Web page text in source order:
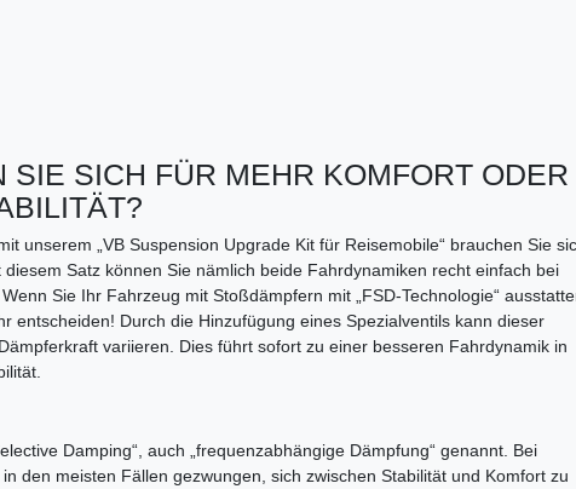
SIE SICH FÜR MEHR KOMFORT ODER
unserem „VB Suspension Upgrade Kit für Reisemobile“ brauchen Sie
Satz können Sie nämlich beide Fahrdynamiken recht einfach bei
Sie Ihr Fahrzeug mit Stoßdämpfern mit „FSD-Technologie“
entscheiden! Durch die Hinzufügung eines Spezialventils kann dieser
variieren. Dies führt sofort zu einer besseren Fahrdynamik in
Damping“, auch „frequenzabhängige Dämpfung“ genannt. Bei
den meisten Fällen gezwungen, sich zwischen Stabilität und Komfort zu